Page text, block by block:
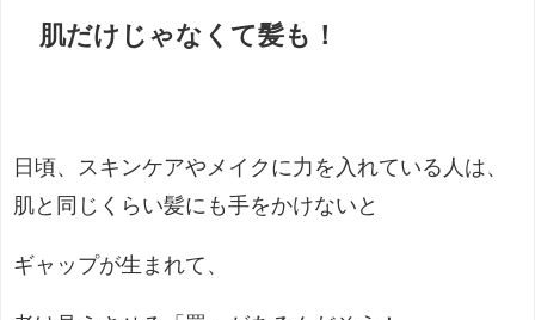
肌だけじゃなくて髪も！
日頃、スキンケアやメイクに力を入れている人は、
肌と同じくらい髪にも手をかけないと
ギャップが生まれて、